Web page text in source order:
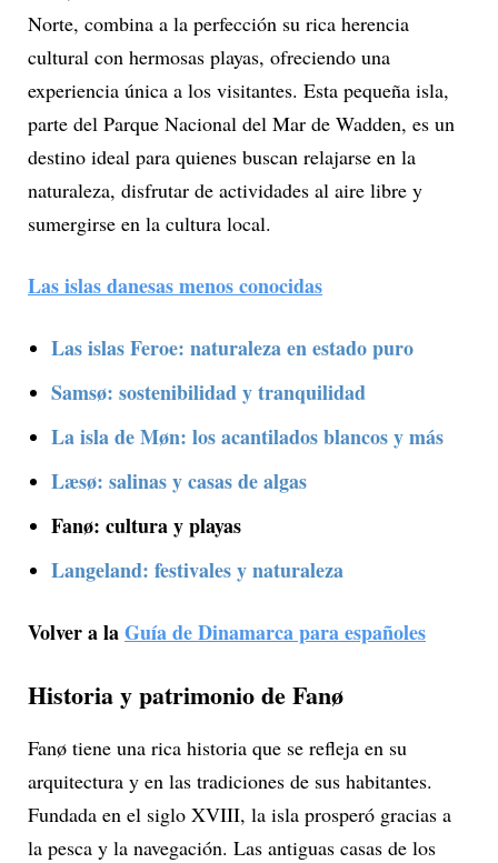
Norte, combina a la perfección su rica herencia
cultural con hermosas playas, ofreciendo una
experiencia única a los visitantes. Esta pequeña isla,
parte del Parque Nacional del Mar de Wadden, es un
destino ideal para quienes buscan relajarse en la
naturaleza, disfrutar de actividades al aire libre y
sumergirse en la cultura local.
Las islas danesas menos conocidas
Las islas Feroe: naturaleza en estado puro
Samsø: sostenibilidad y tranquilidad
La isla de Møn: los acantilados blancos y más
Læsø: salinas y casas de algas
Fanø: cultura y playas
Langeland: festivales y naturaleza
Volver a laGuía de Dinamarca para españoles
Historia y patrimonio de Fanø
Fanø tiene una rica historia que se refleja en su
arquitectura y en las tradiciones de sus habitantes.
Fundada en el siglo XVIII, la isla prosperó gracias a
la pesca y la navegación. Las antiguas casas de los